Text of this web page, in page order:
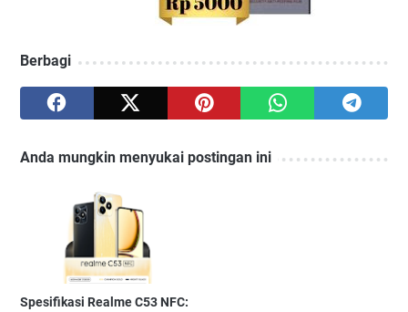
Berbagi
Anda mungkin menyukai postingan ini
Spesifikasi Realme C53 NFC: